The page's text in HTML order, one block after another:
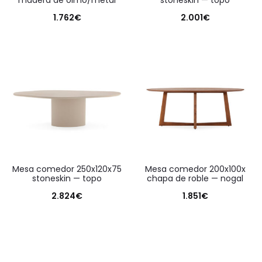
1.762€
2.001€
mesa comedor 250x120x75
stoneskin — topo
2.824€
mesa comedor 200x100x
chapa de roble — nogal
1.851€